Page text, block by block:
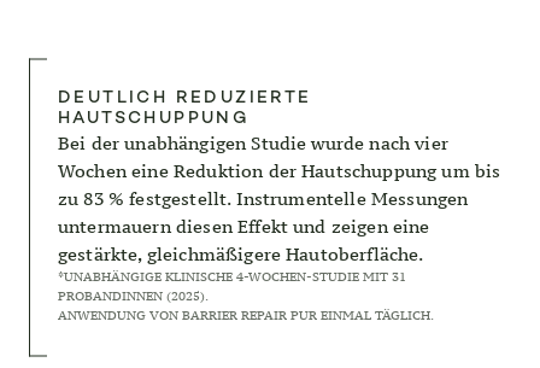
DEUTLICH REDUZIERTE
HAUTSCHUPPUNG
Bei der unabhängigen Studie wurde nach vier
Wochen eine Reduktion der Hautschuppung um bis
zu 83 % festgestellt. Instrumentelle Messungen
untermauern diesen Effekt und zeigen eine
gestärkte, gleichmäßigere Hautoberfläche.
*UNABHÄNGIGE KLINISCHE 4-WOCHEN-STUDIE MIT 31
PROBANDINNEN (2025).
ANWENDUNG VON BARRIER REPAIR PUR EINMAL TÄGLICH.